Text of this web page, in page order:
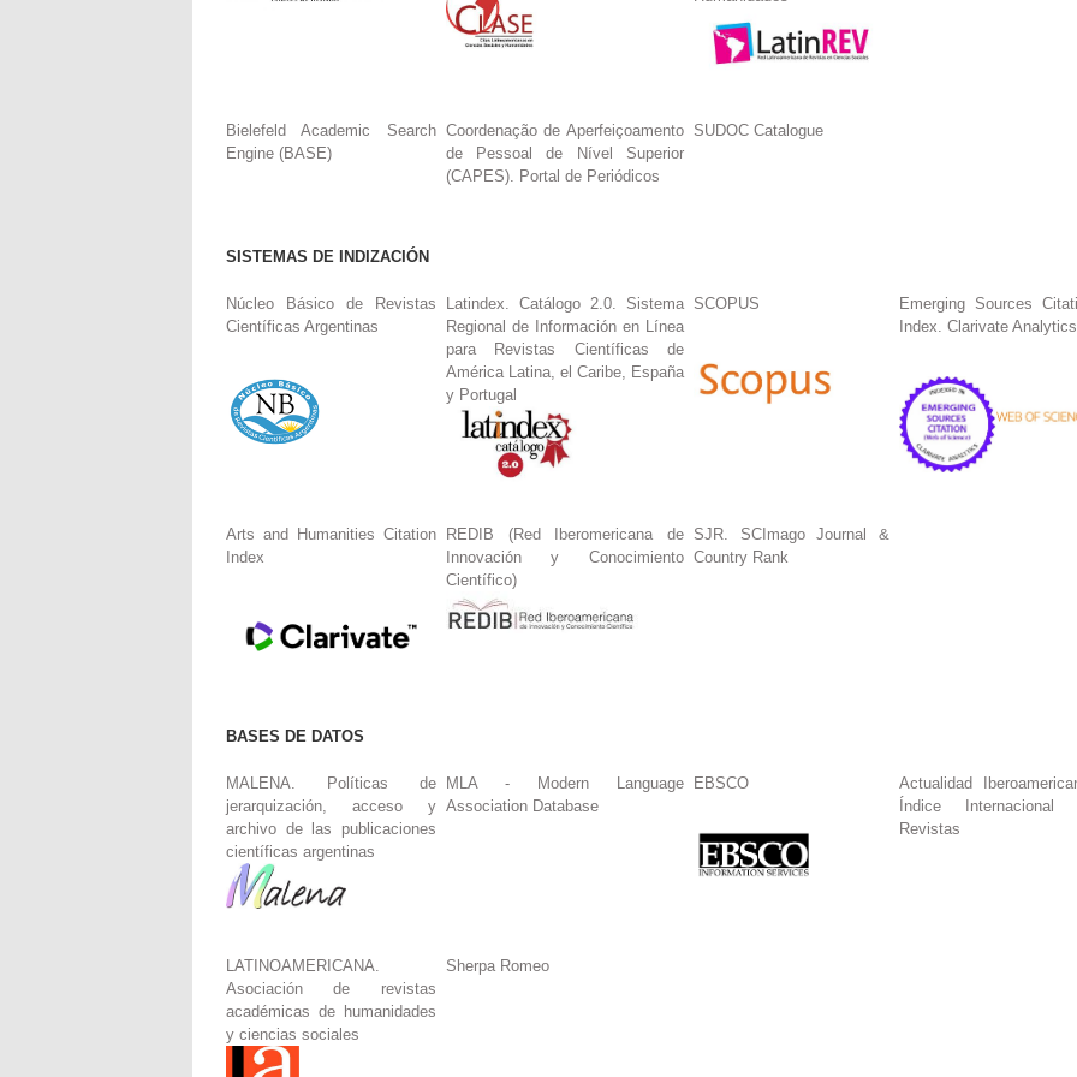
Bielefeld Academic Search
Engine (BASE)
Coordenação de Aperfeiçoamento
de Pessoal de Nível Superior
(CAPES). Portal de Periódicos
SUDOC Catalogue
SISTEMAS DE INDIZACIÓN
Núcleo Básico de Revistas
Científicas Argentinas
Latindex. Catálogo 2.0. Sistema
Regional de Información en Línea
para Revistas Científicas de
América Latina, el Caribe, España
y Portugal
SCOPUS
Emerging Sources
Index. Clarivate Analytics
Arts and Humanities Citation
Index
REDIB (Red Iberomericana de
Innovación y Conocimiento
Científico)
SJR. SCImago Journal &
Country Rank
BASES DE DATOS
MALENA. Políticas de
jerarquización, acceso y
archivo de las publicaciones
científicas argentinas
MLA - Modern Language
Association Database
EBSCO
Actualidad
Índice Internacional
Revistas
LATINOAMERICANA.
Asociación de revistas
académicas de humanidades
y ciencias sociales
Sherpa Romeo